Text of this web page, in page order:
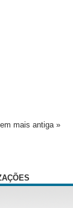
mais antiga »